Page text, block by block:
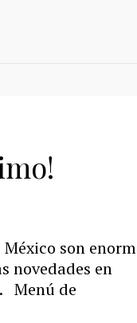
son
novedades en
Menú de